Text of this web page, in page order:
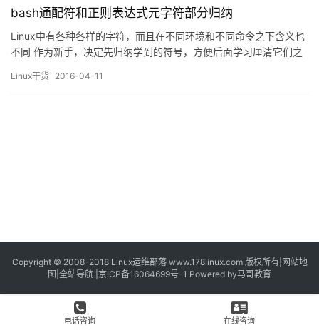
bash通配符和正则表达式元字符部分归纳
Linux中有各种各样的字符，而且在不同环境和不同命令之下含义也
不同 作为新手，决定先归纳学到的符号，方便后面学习厘清它们之
一个任意字符； * :匹配零个或多个任意字符； [^] :方括号及其中^
Linux干货 2016-04-11
Copyright © 2008-2018 Linux运维部落www.178linux.com 版权所有| 网站地
图 全站导航 京ICP备16064699号-1 Powered by马哥教育
电话咨询 在线咨询